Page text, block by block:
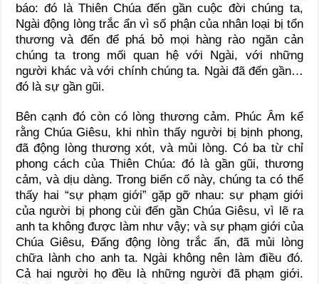
báo: đó là Thiên Chúa đến gần cuộc đời chúng ta,
Ngài động lòng trắc ẩn vì số phận của nhân loại bị tổn
thương và đến để phá bỏ mọi hàng rào ngăn cản
chúng ta trong mối quan hệ với Ngài, với những
người khác và với chính chúng ta. Ngài đã đến gần…
đó là sự gần gũi.
Bên cạnh đó còn có lòng thương cảm. Phúc Âm kể
rằng Chúa Giêsu, khi nhìn thấy người bị bịnh phong,
đã động lòng thương xót, và mủi lòng. Có ba từ chỉ
phong cách của Thiên Chúa: đó là gần gũi, thương
cảm, và dịu dàng. Trong biến cố này, chúng ta có thể
thấy hai “sự phạm giới” gặp gỡ nhau: sự phạm giới
của người bị phong cùi đến gần Chúa Giêsu, vì lẽ ra
anh ta không được làm như vậy; và sự phạm giới của
Chúa Giêsu, Đấng động lòng trắc ẩn, đã mủi lòng
chữa lành cho anh ta. Ngài không nên làm điều đó.
Cả hai người họ đều là những người đã phạm giới.